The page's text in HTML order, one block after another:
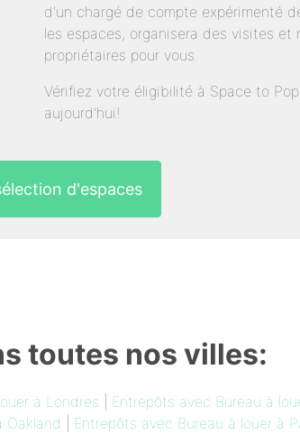
d'un chargé de compte expérimenté
les espaces, organisera des visites et
propriétaires pour vous.
Vérifiez votre éligibilité à Space to
aujourd'hui!
d'espaces
toutes nos villes:
à Londres Entrepôts avec Bureau à
Oakland Entrepôts avec Bureau à louer à